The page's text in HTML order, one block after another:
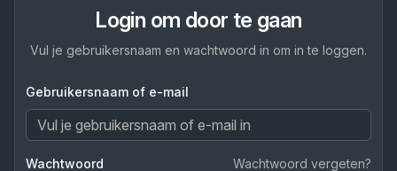
Login om door te gaan
Vul je gebruikersnaam en wachtwoord in om in te loggen.
Gebruikersnaam of e-mail
Wachtwoord Wachtwoord vergeten?